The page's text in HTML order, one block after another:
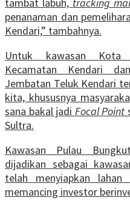
penanaman dan
Kendari,” tambahnya.
Untuk kawasan Kota
Kecamatan Kendari
Jembatan Teluk Kendari
kita, khususnya
sana bakal jadi Focal Point
Sultra.
Kawasan Pulau
dijadikan sebagai
telah menyiapkan
memancing investor